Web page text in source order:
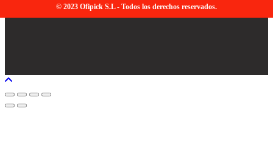
© 2023 Ofipick S.L - Todos los derechos reservados.